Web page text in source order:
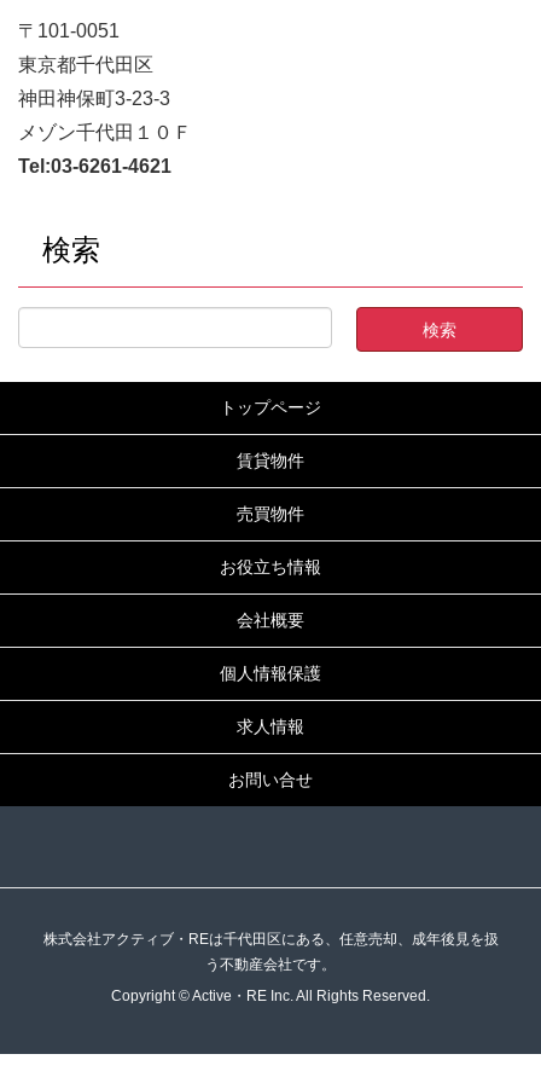
〒101-0051
東京都千代田区
神田神保町3-23-3
メゾン千代田１０Ｆ
Tel:03-6261-4621
検索
トップページ
賃貸物件
売買物件
お役立ち情報
会社概要
個人情報保護
求人情報
お問い合せ
株式会社アクティブ・REは千代田区にある、任意売却、成年後見を扱
う不動産会社です。
Copyright © Active・RE Inc. All Rights Reserved.